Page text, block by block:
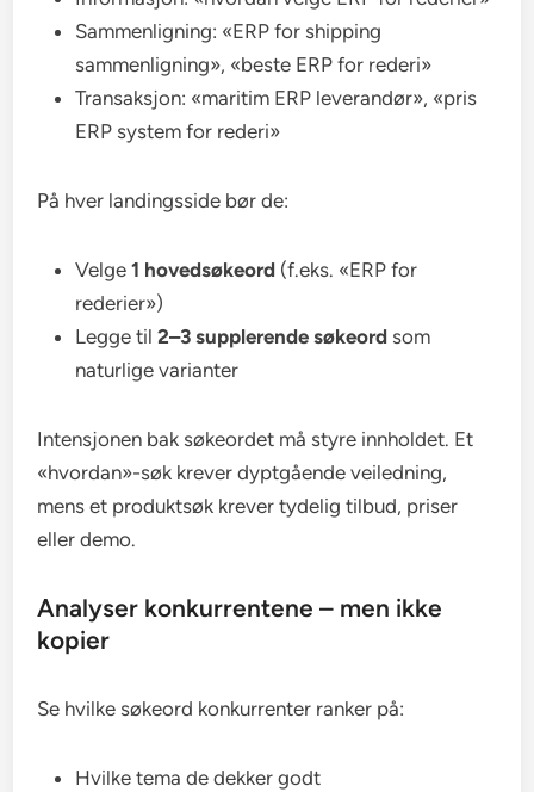
Sammenligning: «ERP for shipping
sammenligning», «beste ERP for rederi»
Transaksjon: «maritim ERP leverandør», «pris
ERP system for rederi»
På hver landingsside bør de:
Velge1 hovedsøkeord (f.eks. «ERP for
rederier»)
Legge til2–3 supplerende søkeord som
naturlige varianter
Intensjonen bak søkeordet må styre innholdet. Et
«hvordan»-søk krever dyptgående veiledning,
mens et produktsøk krever tydelig tilbud, priser
eller demo.
Analyser konkurrentene – men ikke
kopier
Se hvilke søkeord konkurrenter ranker på:
Hvilke tema de dekker godt